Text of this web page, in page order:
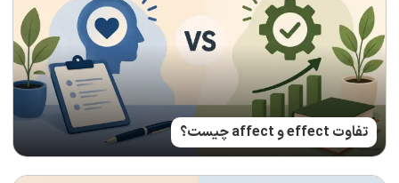
تفاوت effect و affect چیست؟